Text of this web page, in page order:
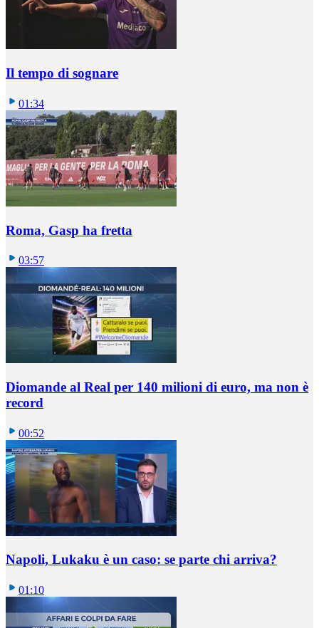
Il tempo di sognare
01:34
Roma, Gasp ha fretta
03:57
Diomande al Real per 140 milioni di euro, ma non è
record
00:52
Napoli, Lukaku è un caso: se parte chi arriva?
01:10